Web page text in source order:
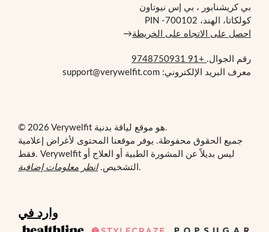
بي كريشنابور ، بي إس نيوتاون
كولكاتا، الهند، PIN -700102
احصل على الاتجاه على الخريطة→
رقم الجوال. +91 9748750931
معرف البريد الإلكتروني: support@verywelfit.com
© 2026 Verywelfit هو موقع لياقة بدنية.
جميع الحقوق محفوظة. يوفر موقعنا المحتوى لأغراض إعلامية
فقط. Verywelfit ليس بديلاً عن المشورة الطبية أو العلاج أو
التشخيص.انظر معلومات إضافية .
وارد في